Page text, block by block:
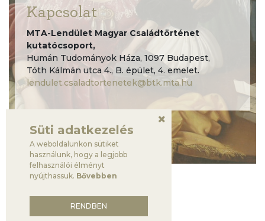
Süti adatkezelés
A weboldalunkon sütiket
használunk, hogy a legjobb
felhasználói élményt
nyújthassuk. Bővebben
RENDBEN
Kapcsolat
MTA-Lendület Magyar Családtörténet
kutatócsoport,
Humán Tudományok Háza, 1097 Budapest,
Tóth Kálmán utca 4., B. épület, 4. emelet.
lendulet.csaladtortenetek@btk.mta.hu